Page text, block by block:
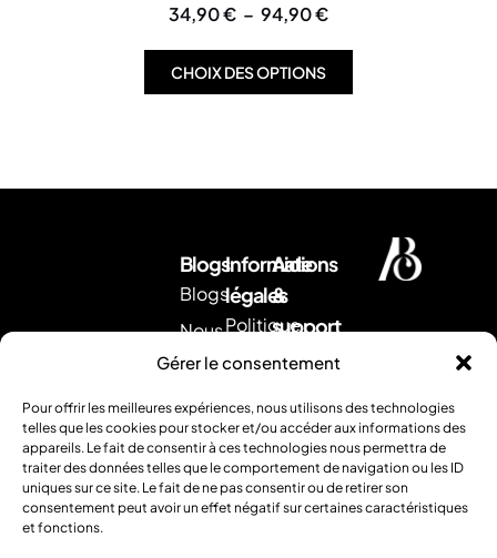
Gérer le consentement
Pour offrir les meilleures expériences, nous utilisons des technologies
telles que les cookies pour stocker et/ou accéder aux informations des
appareils. Le fait de consentir à ces technologies nous permettra de
traiter des données telles que le comportement de navigation ou les ID
uniques sur ce site. Le fait de ne pas consentir ou de retirer son
consentement peut avoir un effet négatif sur certaines caractéristiques
et fonctions.
34,90€ – 94,90€
CHOIX DES OPTIONS
Blogs
Blogs
Nous
contacter
remboursement
FAQ
Informations
légales
Politique
d'expédition
Mentions
légales
Aide
&
support
Envoyez
nous
un
mail.
Ou
contactez
nous
par